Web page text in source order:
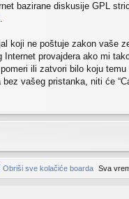
bazirane diskusije GPL
.
koji ne poštuje zakon vaše
provajdera ako mi
ili zatvori bilo koju
vašeg pristanka, niti će
Sva
Obriši sve kolačiće boarda